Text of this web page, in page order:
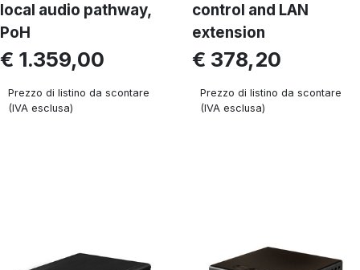
local audio pathway,
PoH
€ 1.359,00
Prezzo di listino da scontare
(IVA esclusa)
control and LAN
extension
€ 378,20
Prezzo di listino da scontare
(IVA esclusa)